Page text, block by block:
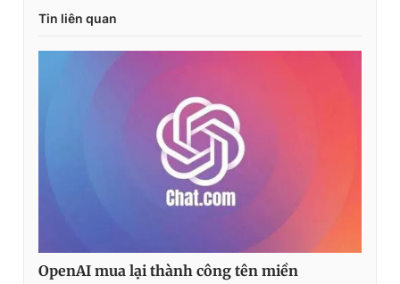
Tin liên quan
OpenAI mua lại thành công tên miền